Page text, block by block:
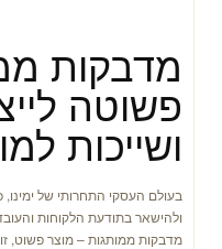
מדבקות
פשוטה
ושייכות
בעולם העסקי התחרותי של
ולהישאר בתודעת הלקוחות
מדבקות ממותגות – מוצר פשוט,